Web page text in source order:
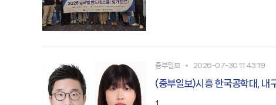
중부일보 2026-07-30 11:43:19
(중부일보)시흥 한국공학대, 내